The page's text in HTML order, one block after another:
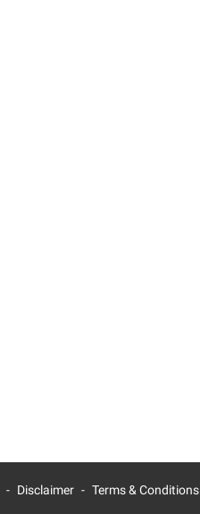
Disclaimer Terms & Conditions